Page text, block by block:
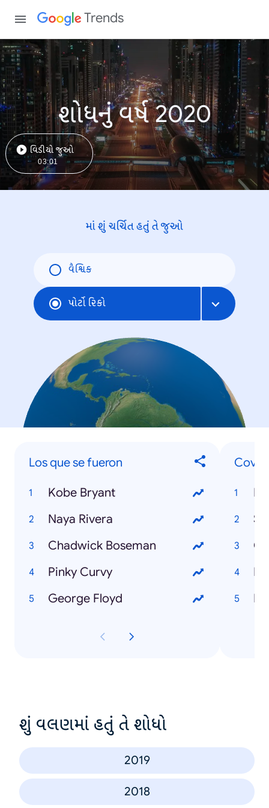
Trends
શોધનું વર્ષ 2020
વિડીયો જુઓ
03:01
માં શું ચર્ચિત હતું તે જુઓ
વૈશ્વિક
પોર્ટો રિકો
Los que se fueron
Kobe Bryant
Naya Rivera
Chadwick Boseman
Pinky Curvy
George Floyd
શું વલણમાં હતું તે શોધો
2019
2018